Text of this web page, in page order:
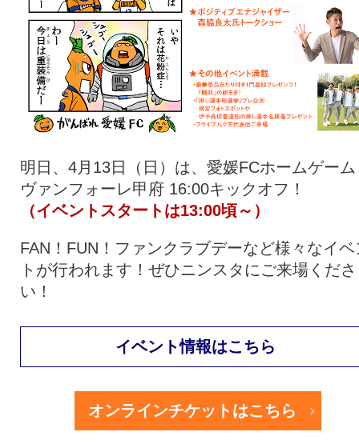
明日、4月13日（日）は、愛媛FCホームゲー
ヴァンフォーレ甲府 16:00キックオフ！
（イベントスタートは13:00頃～）
FAN！FUN！ファンクラブデーなど様々なイベ
トが行われます！ぜひニンスタにご来場くださ
い！
イベント情報はこちら
オンラインチケットはこちら